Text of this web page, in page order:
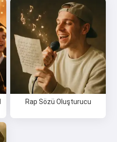
Rap Sözü Oluşturucu